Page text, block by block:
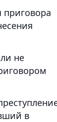
приговора
не
в